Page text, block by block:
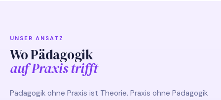
UNSER ANSATZ
Wo Pädagogik
auf Praxis trifft
Pädagogik ohne Praxis ist Theorie. Praxis ohne Pädagogik